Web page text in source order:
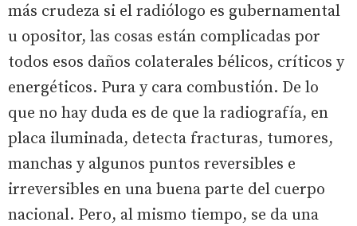
más crudeza si el radiólogo es gubernamental
u opositor, las cosas están complicadas por
todos esos daños colaterales bélicos, críticos y
energéticos. Pura y cara combustión. De lo
que no hay duda es de que la radiografía, en
placa iluminada, detecta fracturas, tumores,
manchas y algunos puntos reversibles e
irreversibles en una buena parte del cuerpo
nacional. Pero, al mismo tiempo, se da una